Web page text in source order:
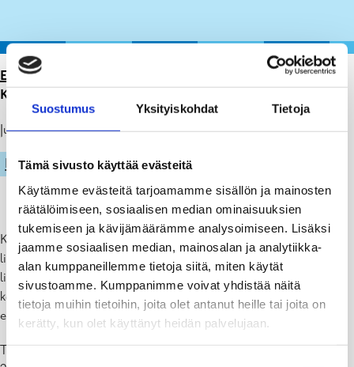
Suostumus Yksityiskohdat Tietoja
Tämä sivusto käyttää evästeitä
Käytämme evästeitä tarjoamamme sisällön ja mainosten
räätälöimiseen, sosiaalisen median ominaisuuksien
tukemiseen ja kävijämäärämme analysoimiseen. Lisäksi
jaamme sosiaalisen median, mainosalan ja analytiikka-
alan kumppaneillemme tietoja siitä, miten käytät
sivustoamme. Kumppanimme voivat yhdistää näitä
tietoja muihin tietoihin, joita olet antanut heille tai joita on
kerätty, kun olet käyttänyt heidän palvelujaan.
ETUSIVU
TOIMINTA-AVUSTUKSEN JA
KOULUTUSAVUSTUKSEN HAKEMINEN
Julkaistu: 31.01.25
LIIKUNTA VAPAA-AIKA
Kulttuuri- ja vapaa-aikalautakunta jakaa toimintatukea paikallisille
liikuntayhdistyksille. Tukea saavan toiminnan tulee olla
liikuntatoimintaa ja yhdistyksen tulee kuulua valtakunnalliseen
keskusurheilujärjestöön. Lautakunta myöntää myös avustuksia
erikoisryhmien liikunnan ja urheilun tukemiseen.
Toiminta-avustusta vuodelle 2025 ja koulutusavustusta vuodelle